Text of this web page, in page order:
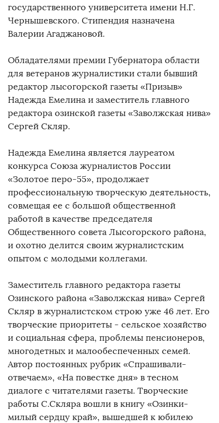
государственного университета имени Н.Г.
Чернышевского. Стипендия назначена
Валерии Агаджановой.
Обладателями премии Губернатора области
для ветеранов журналистики стали бывший
редактор лысогорской газеты «Призыв»
Надежда Емелина и заместитель главного
редактора озинской газеты «Заволжская нива»
Сергей Скляр.
Надежда Емелина является лауреатом
конкурса Союза журналистов России
«Золотое перо-55», продолжает
профессиональную творческую деятельность,
совмещая ее с большой общественной
работой в качестве председателя
Общественного совета Лысогорского района,
и охотно делится своим журналистским
опытом с молодыми коллегами.
Заместитель главного редактора газеты
Озинского района «Заволжская нива» Сергей
Скляр в журналистском строю уже 46 лет. Его
творческие приоритеты - сельское хозяйство
и социальная сфера, проблемы пенсионеров,
многодетных и малообеспеченных семей.
Автор постоянных рубрик «Спрашивали-
отвечаем», «На повестке дня» в тесном
диалоге с читателями газеты. Творческие
работы С.Скляра вошли в книгу «Озинки-
милый сердцу край», вышедшей к юбилею